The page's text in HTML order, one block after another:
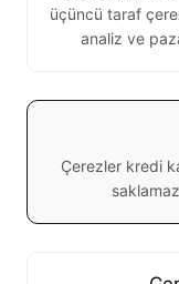
üçüncü taraf
analiz ve
Çerezler kredi